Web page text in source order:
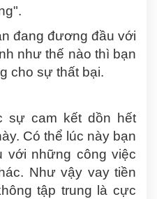
đang đương đầu với
như thế nào thì bạn
cho sự thất bại.
sự cam kết dồn hết
Có thể lúc này bạn
với những công việc
Như vậy vay tiền
tập trung là cực